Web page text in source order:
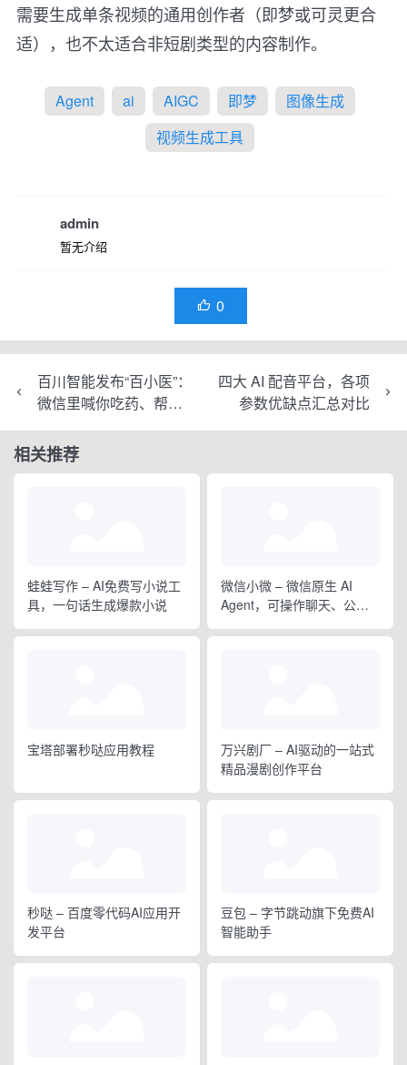
需要生成单条视频的通用创作者（即梦或可灵更合
适），也不太适合非短剧类型的内容制作。
Agent ai AIGC 即梦
图像生成
视频生成工具
admin
暂无介绍
 0
百川智能发布“百小医”：
微信里喊你吃药、帮你
四大 AI 配音平台，各项
参数优缺点汇总对比
相关推荐
蛙蛙写作 – AI免费写小说工
具，一句话生成爆款小说
微信小微 – 微信原生 AI
Agent，可操作聊天、公众
宝塔部署秒哒应用教程
万兴剧厂 – AI驱动的一站式
精品漫剧创作平台
秒哒 – 百度零代码AI应用开
发平台
豆包 – 字节跳动旗下免费AI
智能助手